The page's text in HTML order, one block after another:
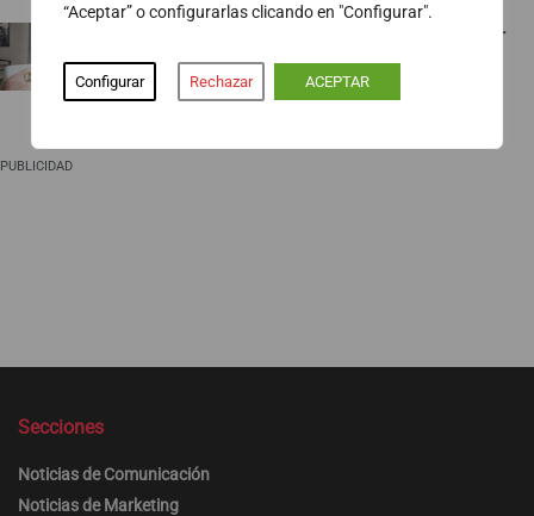
“Aceptar” o configurarlas clicando en "Configurar".
Configurar Rechazar ACEPTAR
Barceló Funchal Oldtown invita a vivir un placer
07/08/2026
PUBLICIDAD
Secciones
Noticias de Comunicación
Noticias de Marketing